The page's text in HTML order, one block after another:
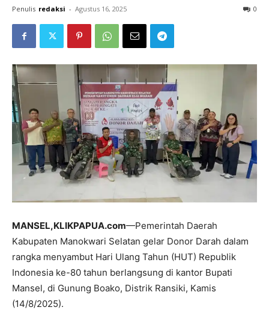
Penulis redaksi - Agustus 16, 2025 0
MANSEL,KLIKPAPUA.com—Pemerintah Daerah
Kabupaten Manokwari Selatan gelar Donor Darah dalam
rangka menyambut Hari Ulang Tahun (HUT) Republik
Indonesia ke-80 tahun berlangsung di kantor Bupati
Mansel, di Gunung Boako, Distrik Ransiki, Kamis
(14/8/2025).